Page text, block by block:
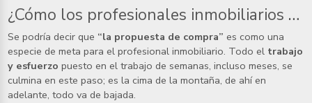
¿Cómo los profesionales inmobiliarios llegamos a “la propuesta de compra”? Conoce el proceso
Se podría decir que “la propuesta de compra” es como una
especie de meta para el profesional inmobiliario. Todo el trabajo
y esfuerzo puesto en el trabajo de semanas, incluso meses, se
culmina en este paso; es la cima de la montaña, de ahí en
adelante, todo va de bajada.